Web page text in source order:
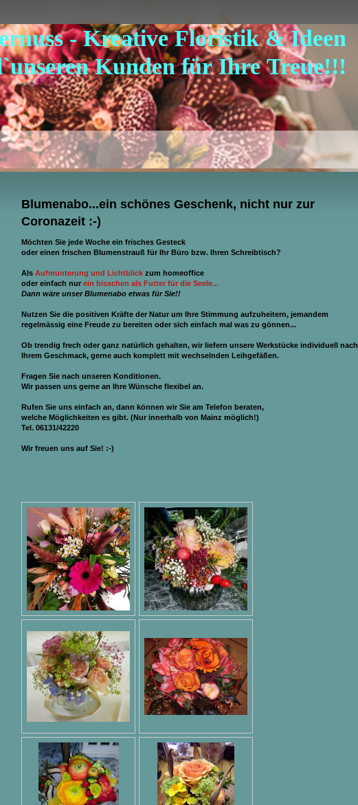
- Kreative Floristik & Ideen
Kunden für Ihre Treue!!!
Blumenabo...ein schönes Geschenk, nicht nur zur
Coronazeit :-)
Möchten Sie jede Woche ein frisches Gesteck
oder einen frischen Blumenstrauß für Ihr Büro bzw. Ihren Schreibtisch?
Als Aufmunterung und Lichtblick zum homeoffice
oder einfach nur ein bisschen als Futter für die Seele...
Dann wäre unser Blumenabo etwas für Sie!!
Nutzen Sie die positiven Kräfte der Natur um Ihre Stimmung aufzuheitern, jemandem
regelmässig eine Freude zu bereiten oder sich einfach mal was zu gönnen...
Ob trendig frech oder ganz natürlich gehalten, wir liefern unsere Werkstücke individuell nach
Ihrem Geschmack, gerne auch komplett mit wechselnden Leihgefäßen.
Fragen Sie nach unseren Konditionen.
Wir passen uns gerne an Ihre Wünsche flexibel an.
Rufen Sie uns einfach an, dann können wir Sie am Telefon beraten,
welche Möglichkeiten es gibt. (Nur innerhalb von Mainz möglich!)
Tel. 06131/42220
Wir freuen uns auf Sie! :-)